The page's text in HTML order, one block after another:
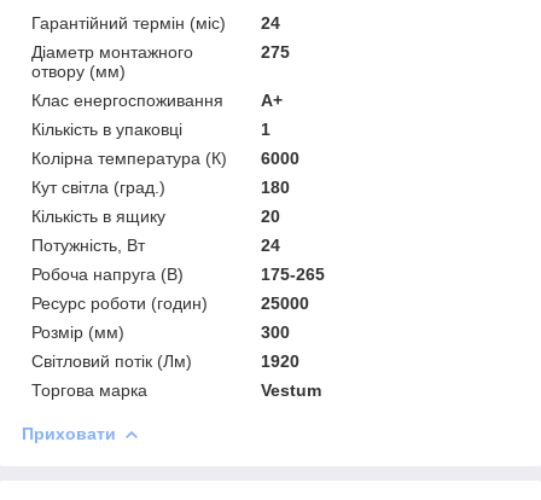
Гарантійний термін (міс)
24
Діаметр монтажного
отвору (мм)
275
Клас енергоспоживання
A+
Кількість в упаковці
1
Колірна температура (К)
6000
Кут світла (град.)
180
Кількість в ящику
20
Потужність, Вт
24
Робоча напруга (В)
175-265
Ресурс роботи (годин)
25000
Розмір (мм)
300
Світловий потік (Лм)
1920
Торгова марка
Vestum
Приховати